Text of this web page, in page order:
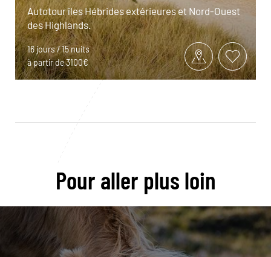
Autotour îles Hébrides extérieures et Nord-Ouest
des Highlands.
16 jours / 15 nuits
à partir de 3100€
Pour aller plus loin